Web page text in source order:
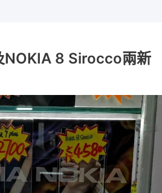
NOKIA 8 Sirocco兩新